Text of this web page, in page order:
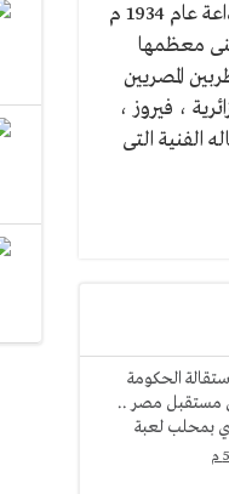
الجزايرلي عام 1917 وفي عام 1920 درس آلة العود بمعهد الموسيقى العربية بعدها بدأ العمل في الإذاعة عام 1934 م
غنى معظمها
المصريين
، فيروز ،
بأعماله الفنية التى
الحكومة
مستقبل مصر ..
بمحلب لعبة